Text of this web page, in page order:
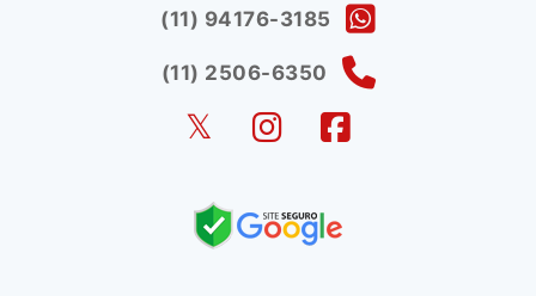
(11) 94176-3185
(11) 2506-6350